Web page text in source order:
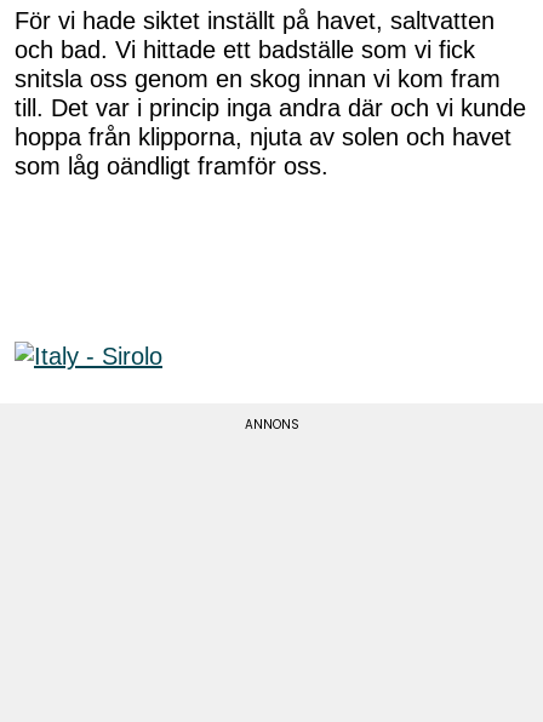
För vi hade siktet inställt på havet, saltvatten
och bad. Vi hittade ett badställe som vi fick
snitsla oss genom en skog innan vi kom fram
till. Det var i princip inga andra där och vi kunde
hoppa från klipporna, njuta av solen och havet
som låg oändligt framför oss.